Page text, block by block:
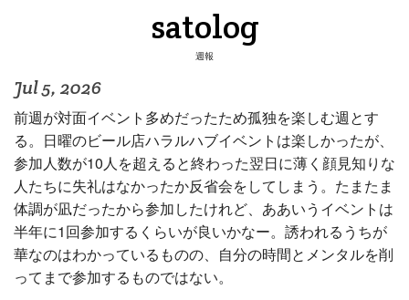
satolog
週報
Jul 5, 2026
前週が対面イベント多めだったため孤独を楽しむ週とす
る。日曜のビール店ハラルハブイベントは楽しかったが、
参加人数が10人を超えると終わった翌日に薄く顔見知りな
人たちに失礼はなかったか反省会をしてしまう。たまたま
体調が凪だったから参加したけれど、ああいうイベントは
半年に1回参加するくらいが良いかなー。誘われるうちが
華なのはわかっているものの、自分の時間とメンタルを削
ってまで参加するものではない。